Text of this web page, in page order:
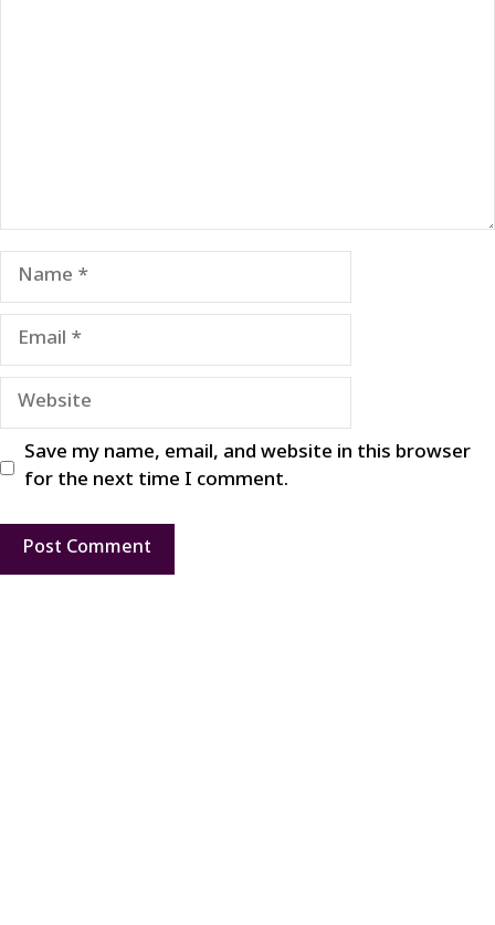
Name
Email
Website
Save my name, email, and website in this browser
for the next time I comment.